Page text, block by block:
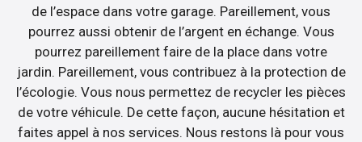
de l’espace dans votre garage. Pareillement, vous
pourrez aussi obtenir de l’argent en échange. Vous
pourrez pareillement faire de la place dans votre
jardin. Pareillement, vous contribuez à la protection de
l’écologie. Vous nous permettez de recycler les pièces
de votre véhicule. De cette façon, aucune hésitation et
faites appel à nos services. Nous restons là pour vous